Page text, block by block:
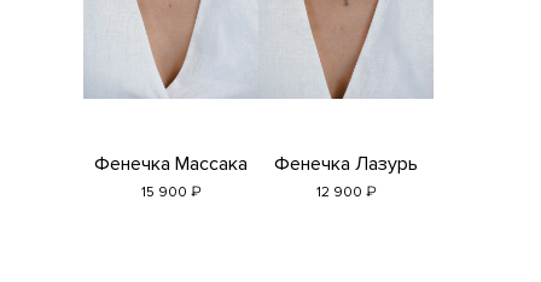
Фенечка Массака
15 900 ₽
Фенечка Лазурь
12 900 ₽